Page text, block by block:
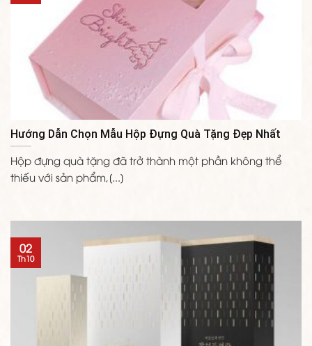
Hướng Dẫn Chọn Mẫu Hộp Đựng Quà Tặng Đẹp Nhất
Hộp đựng quà tặng đã trở thành một phần không thể
thiếu với sản phẩm,[...]
02
Th10